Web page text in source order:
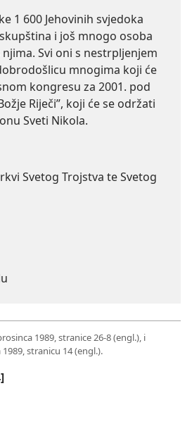
1 600 Jehovinih svjedoka
i još mnogo osoba
Svi oni s nestrpljenjem
mnogima koji će
kongresu za 2001. pod
Riječi”, koji će se održati
Sveti Nikola.
Svetog Trojstva te Svetog
1989, stranice 26-8 (engl.), i
stranicu 14 (engl.).